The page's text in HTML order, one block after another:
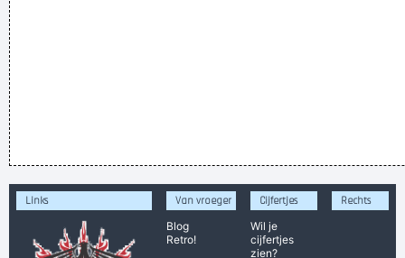
Links
Van vroeger
Blog
Retro!
Cijfertjes
Wil je
cijfertjes
zien?
Rechts